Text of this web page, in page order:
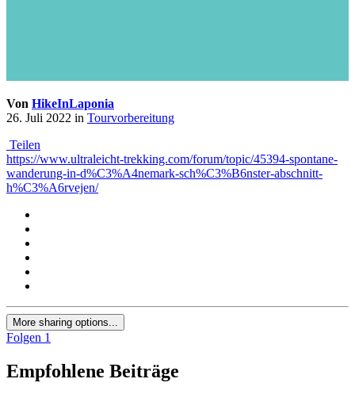
Von HikeInLaponia
26. Juli 2022 in Tourvorbereitung
Teilen
https://www.ultraleicht-trekking.com/forum/topic/45394-spontane-
wanderung-in-d%C3%A4nemark-sch%C3%B6nster-abschnitt-
h%C3%A6rvejen/
More sharing options...
Folgen 1
Empfohlene Beiträge